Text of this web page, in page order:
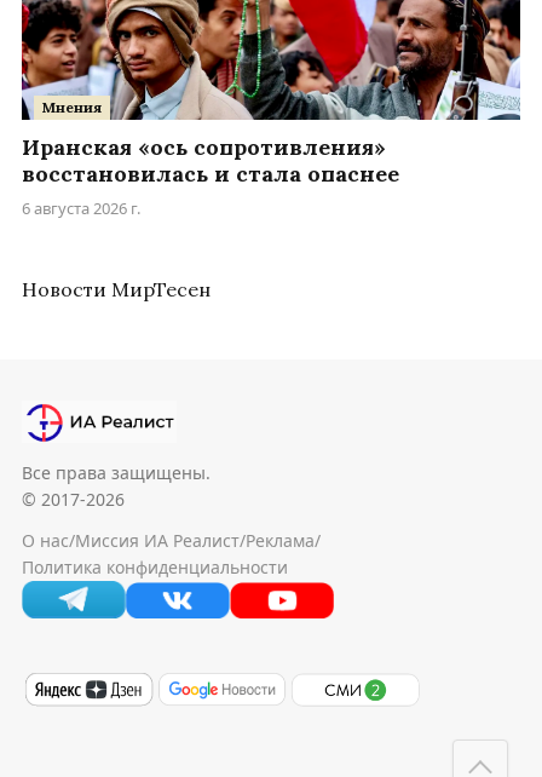
Мнения
Иранская «ось сопротивления»
восстановилась и стала опаснее
6 августа 2026 г.
Новости МирТесен
Все права защищены.
© 2017-2026
О нас/Миссия ИА Реалист/Реклама/
Политика конфиденциальности